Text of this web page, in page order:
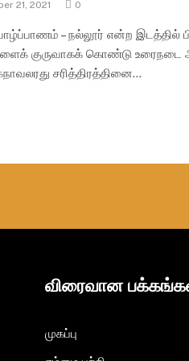
21, 2021 0
– நல்லூர் என்ற இடத்தில்
குருவாகக் கொண்டு உரைநடை
சரித்திரத்தினை…
விரைவான
முகப்பு